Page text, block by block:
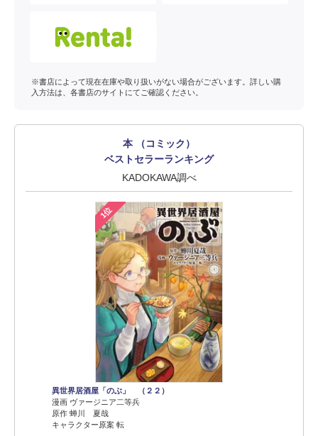
※書店によって現在在庫や取り扱いがない場合がございます。詳しい購
入方法は、各書店のサイトにてご確認ください。
本 （コミック）
ベストセラーランキング
KADOKAWA調べ
1位
異世界居酒屋「のぶ」 （２２）
漫画 ヴァージニア二等兵
原作 蝉川 夏哉
キャラクター原案 転